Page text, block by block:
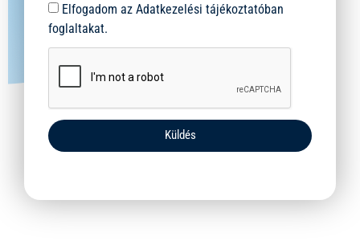
Elfogadom az Adatkezelési tájékoztatóban
foglaltakat.
Küldés